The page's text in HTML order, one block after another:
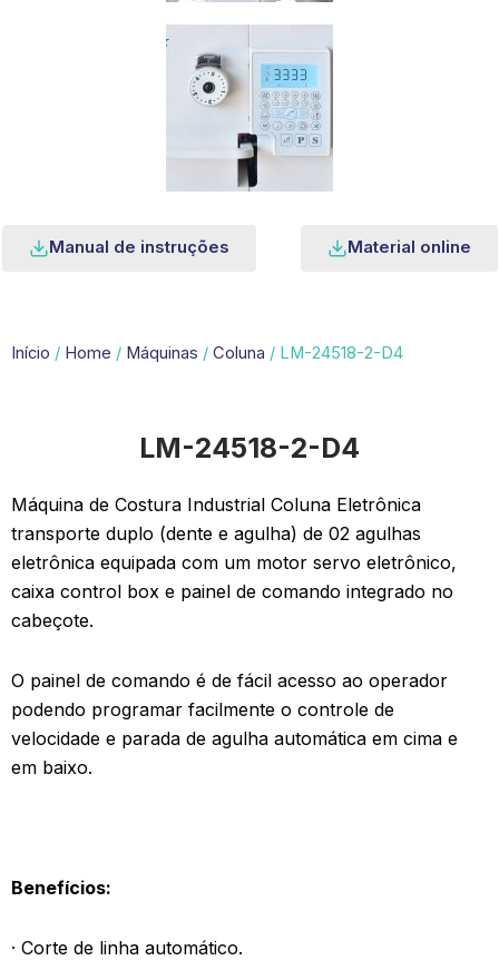
Manual de instruções Material online
Início / Home / Máquinas / Coluna / LM-24518-2-D4
LM-24518-2-D4
Máquina de Costura Industrial Coluna Eletrônica
transporte duplo (dente e agulha) de 02 agulhas
eletrônica equipada com um motor servo eletrônico,
caixa control box e painel de comando integrado no
cabeçote.
O painel de comando é de fácil acesso ao operador
podendo programar facilmente o controle de
velocidade e parada de agulha automática em cima e
em baixo.
Benefícios:
· Corte de linha automático.